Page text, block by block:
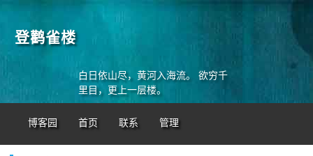
登鹳雀楼
白日依山尽，黄河入海流。 欲穷千
里目，更上一层楼。
博客园 首页 联系 管理